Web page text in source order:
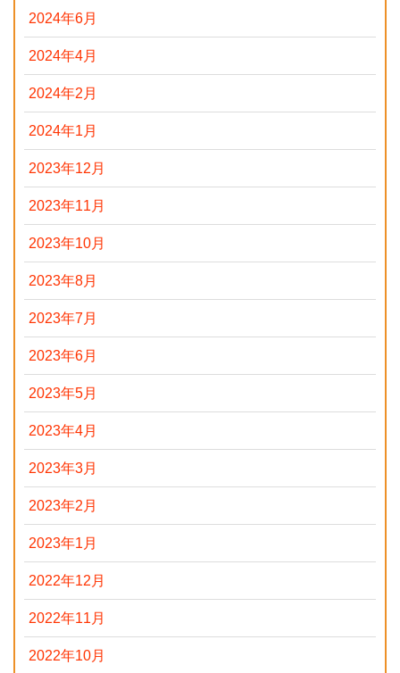
2024年6月
2024年4月
2024年2月
2024年1月
2023年12月
2023年11月
2023年10月
2023年8月
2023年7月
2023年6月
2023年5月
2023年4月
2023年3月
2023年2月
2023年1月
2022年12月
2022年11月
2022年10月